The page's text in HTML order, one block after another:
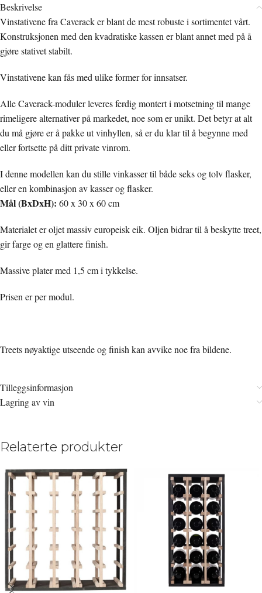
Beskrivelse
Vinstativene fra Caverack er blant de mest robuste i sortimentet vårt.
Konstruksjonen med den kvadratiske kassen er blant annet med på å
gjøre stativet stabilt.
Vinstativene kan fås med ulike former for innsatser.
Alle Caverack-moduler leveres ferdig montert i motsetning til mange
rimeligere alternativer på markedet, noe som er unikt. Det betyr at alt
du må gjøre er å pakke ut vinhyllen, så er du klar til å begynne med
eller fortsette på ditt private vinrom.
I denne modellen kan du stille vinkasser til både seks og tolv flasker,
eller en kombinasjon av kasser og flasker.
Mål (BxDxH): 60 x 30 x 60 cm
Materialet er oljet massiv europeisk eik. Oljen bidrar til å beskytte treet,
gir farge og en glattere finish.
Massive plater med 1,5 cm i tykkelse.
Prisen er per modul.
Treets nøyaktige utseende og finish kan avvike noe fra bildene.
Tilleggsinformasjon
Lagring av vin
Relaterte produkter